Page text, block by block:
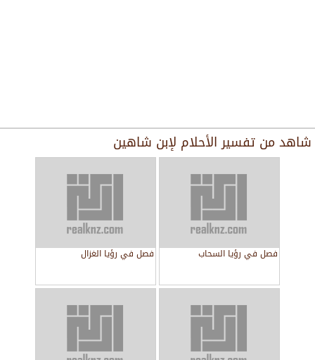
شاهد من تفسير الأحلام لإبن شاهين
فصل في رؤيا السحاب فصل في رؤيا الغزال